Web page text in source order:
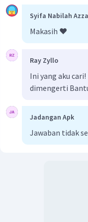
Syifa Nabilah
Makasih ❤️
Ray Zyllo
Ini yang aku
dimengerti
Jadangan Apk
Jawaban tidak